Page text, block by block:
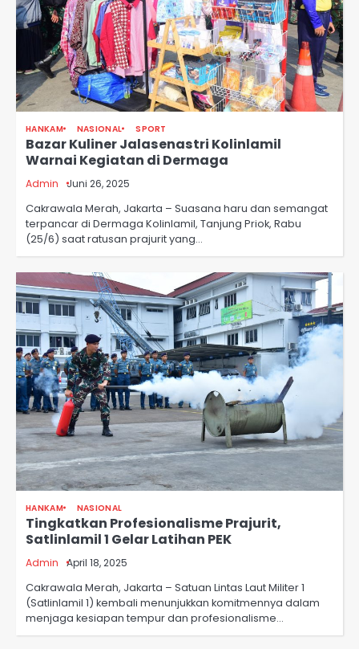
HANKAM NASIONAL SPORT
Bazar Kuliner Jalasenastri Kolinlamil
Warnai Kegiatan di Dermaga
Admin Juni 26, 2025
Cakrawala Merah, Jakarta – Suasana haru dan semangat
terpancar di Dermaga Kolinlamil, Tanjung Priok, Rabu
(25/6) saat ratusan prajurit yang…
HANKAM NASIONAL
Tingkatkan Profesionalisme Prajurit,
Satlinlamil 1 Gelar Latihan PEK
Admin April 18, 2025
Cakrawala Merah, Jakarta – Satuan Lintas Laut Militer 1
(Satlinlamil 1) kembali menunjukkan komitmennya dalam
menjaga kesiapan tempur dan profesionalisme…